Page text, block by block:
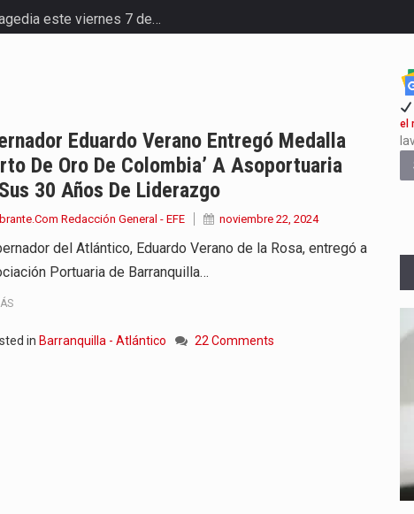
este viernes 7 de…
dejó claro que la…
viernes 7 de agosto…
la ceremonia de…
cumplieron los honores…
Espriella aseguró que durante…
de la Espriella,…
su Gobierno con uno de…
Eduardo Verano Entregó Medalla
De Oro De Colombia’ A Asoportuaria
30 Años De Liderazgo
Redacción General - EFE noviembre 22, 2024
del Atlántico, Eduardo Verano de la Rosa, entregó a
Portuaria de Barranquilla…
in Barranquilla - Atlántico 22 Comments
el